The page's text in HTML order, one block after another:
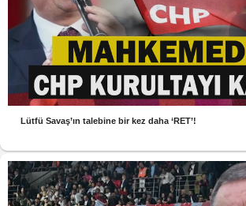
Lütfü Savaş’ın talebine bir kez daha ‘RET’!